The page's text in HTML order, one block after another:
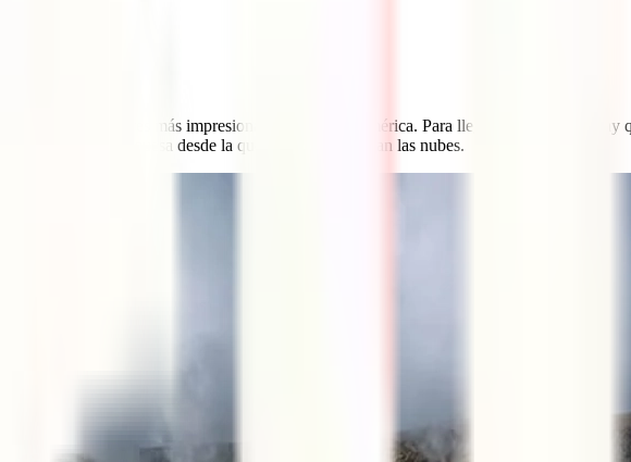
uno de los cráteres más impresionantes de Centroamérica. Para llegar hasta su cima
intenso color turquesa desde la que parece que nazcan las nubes.